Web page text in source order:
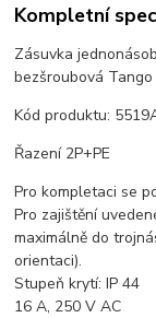
Kompletní
Zásuvka
bezšroubová Tango
Kód produktu:
Řazení 2P+PE
Pro kompletaci se
Pro zajištění
maximálně do
orientaci).
Stupeň krytí: IP 44
16 A, 250 V AC